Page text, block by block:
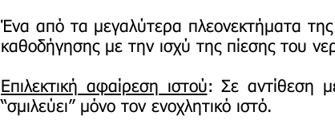
Ένα από τα μεγαλύτερα πλεονεκτήματα
καθοδήγησης με την ισχύ της πίεσης του
Επιλεκτική αφαίρεση ιστού: Σε αντίθεση
“σμιλεύει” μόνο τον ενοχλητικό ιστό.